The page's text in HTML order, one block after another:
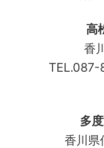
高
香
多
香川